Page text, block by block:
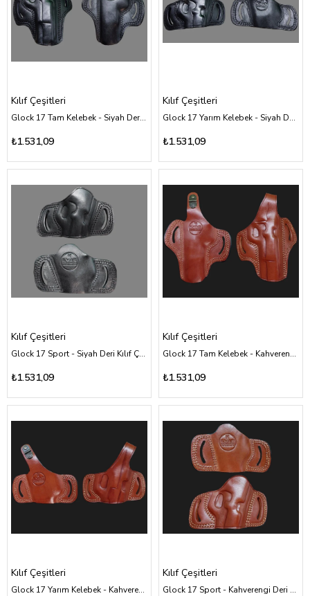
Kılıf Çeşitleri
Glock 17 Tam Kelebek - Siyah Deri Kılıf Çeşitleri
₺1.531,09
Kılıf Çeşitleri
Glock 17 Yarım Kelebek - Siyah Deri Kılıf Çeşitleri
₺1.531,09
Kılıf Çeşitleri
Glock 17 Sport - Siyah Deri Kılıf Çeşitleri
₺1.531,09
Kılıf Çeşitleri
Glock 17 Tam Kelebek - Kahverengi Deri Kılıf Çeşitleri
₺1.531,09
Kılıf Çeşitleri
Glock 17 Yarım Kelebek - Kahverengi Deri Kılıf Çeşitleri
Kılıf Çeşitleri
Glock 17 Sport - Kahverengi Deri Kılıf Çeşitleri